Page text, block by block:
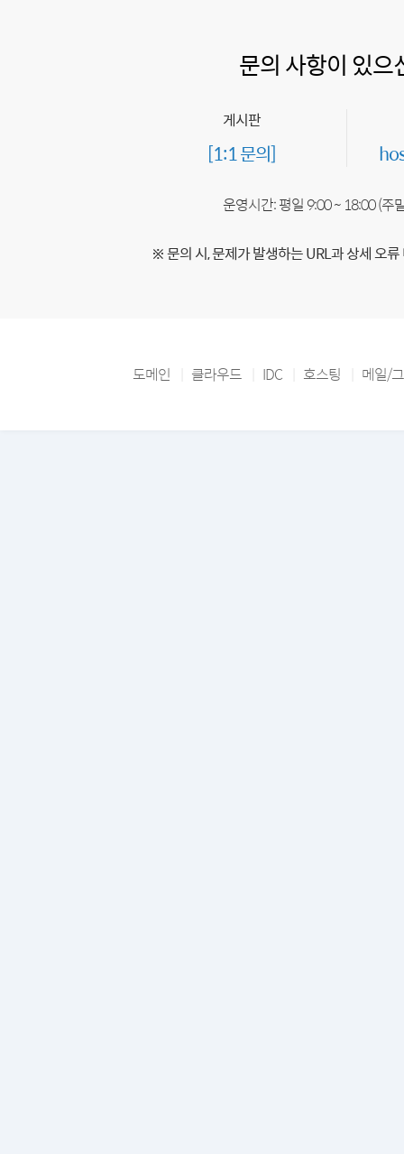
문의 사항이 있으
게시판
[1:1 문의]
운영시간: 평일 9:00 ~ 18:00 (주
※ 문의 시, 문제가 발생하는 URL과 상세 오
도메인 클라우드 IDC 호스팅 메일/